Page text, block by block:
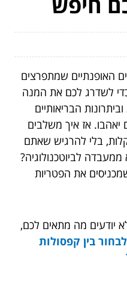
האופנתיים שמתפרצים
לשדרג לכם את המנה
הבריאותיים
יאהבו. אז איך משלבים
בלי להרגיש שאתם
לביוטכנולוגיה?
את הפטריות
יודעים מה מתאים לכם,
בין קפסולות